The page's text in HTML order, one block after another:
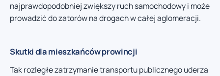
najprawdopodobniej zwiększy ruch samochodowy i może
prowadzić do zatorów na drogach w całej aglomeracji.
Skutki dla mieszkańców prowincji
Tak rozległe zatrzymanie transportu publicznego uderza